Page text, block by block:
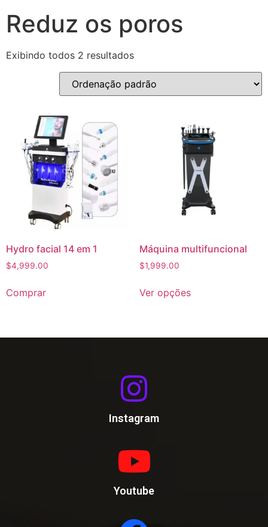
Reduz os poros
Exibindo todos 2 resultados
Hydro facial 14 em 1
$4,999.00
Comprar
Máquina multifuncional
$1,999.00
Ver opções
Instagram
Youtube